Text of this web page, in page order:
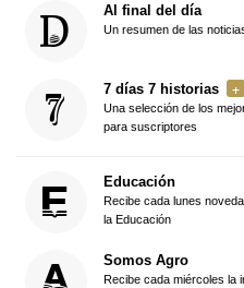
Al final del día
Un resumen de las
7 días 7 historias
Una selección de los
para suscriptores
Educación
Recibe cada lunes
la Educación
Somos Agro
Recibe cada miércoles la